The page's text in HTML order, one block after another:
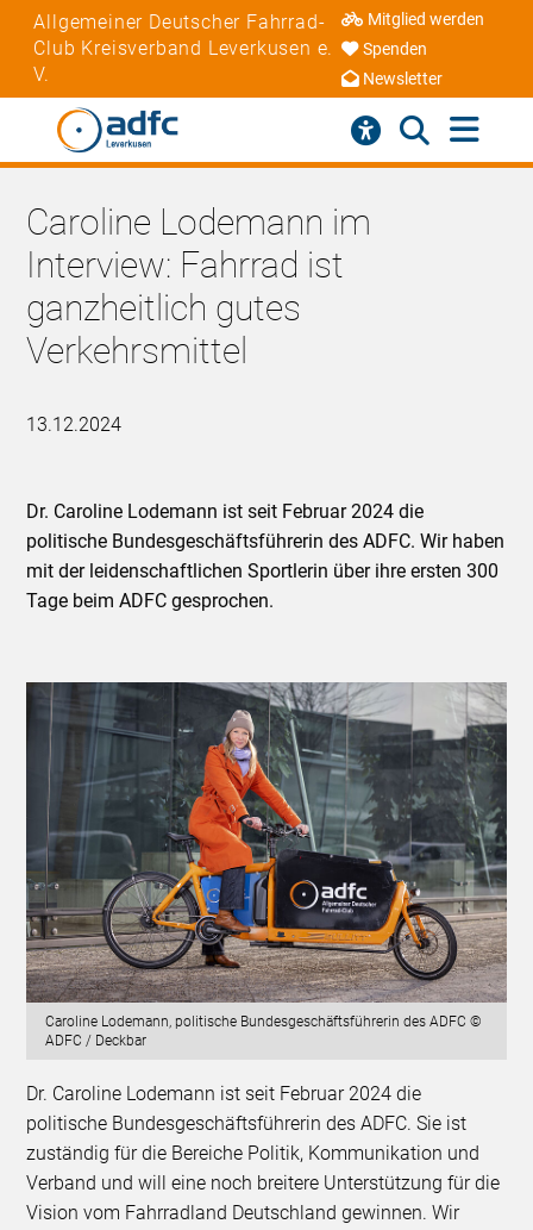
Allgemeiner Deutscher Fahrrad-
Club Kreisverband Leverkusen e.
V.
Mitglied werden
Spenden
Newsletter
Caroline Lodemann im
Interview: Fahrrad ist
ganzheitlich gutes
Verkehrsmittel
13.12.2024
Dr. Caroline Lodemann ist seit Februar 2024 die
politische Bundesgeschäftsführerin des ADFC. Wir haben
mit der leidenschaftlichen Sportlerin über ihre ersten 300
Tage beim ADFC gesprochen.
Caroline Lodemann, politische Bundesgeschäftsführerin des ADFC ©
ADFC / Deckbar
Dr. Caroline Lodemann ist seit Februar 2024 die
politische Bundesgeschäftsführerin des ADFC. Sie ist
zuständig für die Bereiche Politik, Kommunikation und
Verband und will eine noch breitere Unterstützung für die
Vision vom Fahrradland Deutschland gewinnen. Wir